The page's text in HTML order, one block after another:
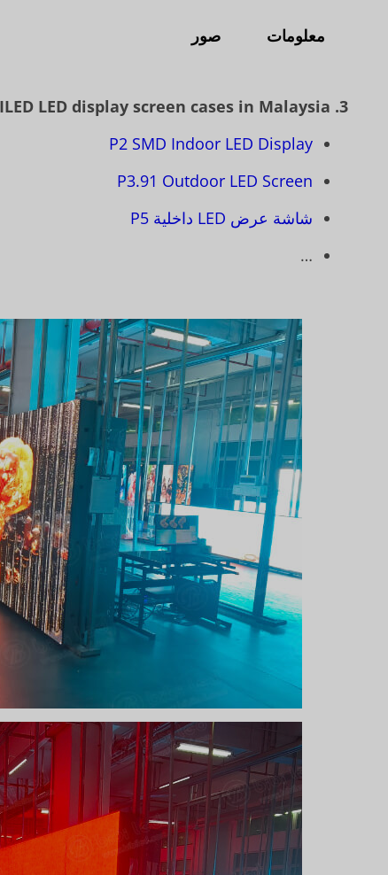
معلومات صور
3.
LED display screen cases in Malaysia:
P2 SMD Indoor LED Display
P3.91 Outdoor LED Screen
شاشة عرض LED داخلية P5
…